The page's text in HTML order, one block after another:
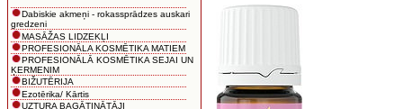
Dabiskie akmeņi - rokassprādzes auskari
gredzeni
MASĀŽAS LIDZEKĻI
PROFESIONĀLA KOSMĒTIKA MATIEM
PROFESIONĀLĀ KOSMĒTIKA SEJAI UN
ĶERMENIM
BIŽUTĒRIJA
Ezotērika/ Kārtis
UZTURA BAGĀTINĀTĀJI